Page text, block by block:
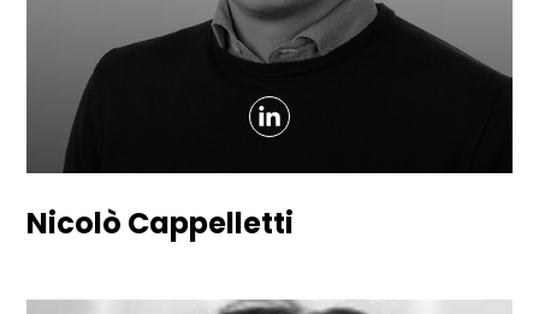
Nicolò Cappelletti